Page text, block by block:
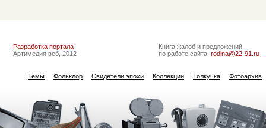
Разработка портала
Артимедия веб, 2012
Книга жалоб и предложений
по работе сайта: rodina@22-91.ru
Темы Фольклор Свидетели эпохи Коллекции Толкучка Фотоархив